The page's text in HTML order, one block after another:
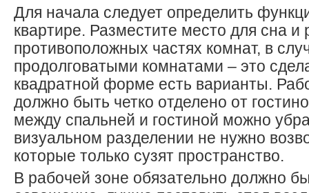
Для начала следует определить
квартире. Разместите место для сна и
противоположных частях комнат, в
продолговатыми комнатами – это
квадратной форме есть варианты.
должно быть четко отделено от
между спальней и гостиной можно
визуальном разделении не нужно
которые только сузят пространство.
В рабочей зоне обязательно должно